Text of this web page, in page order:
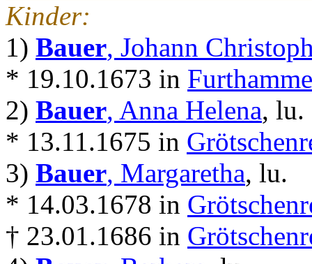
Kinder:
1) Bauer, Johann
* 19.10.1673 in
2) Bauer, Anna Helena, lu.
* 13.11.1675 in
3) Bauer, Margaretha, lu.
* 14.03.1678 in
† 23.01.1686 in